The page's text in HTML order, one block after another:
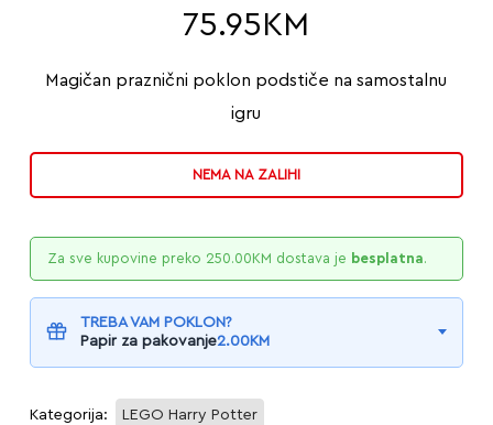
75.95 KM
Magičan praznični poklon podstiče na samostalnu
igru
NEMA NA ZALIHI
Za sve kupovine preko 250.00KM dostava je besplatna.
TREBA VAM POKLON?
Papir za pakovanje2.00KM
Kategorija: LEGO Harry Potter